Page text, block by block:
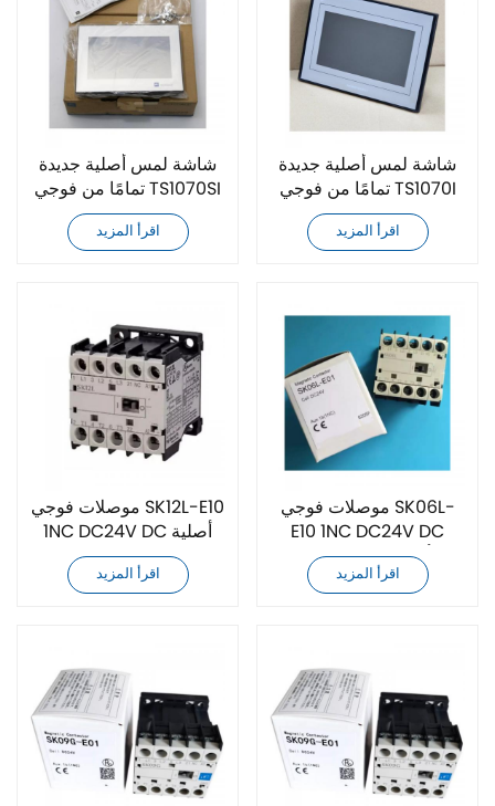
شاشة لمس أصلية جديدة
تمامًا من فوجي TS1070SI
TS1100SI TS2060
اقرأ المزيد
شاشة لمس أصلية جديدة
تمامًا من فوجي TS1070I
TS1070 TS1070S
اقرأ المزيد
موصلات فوجي SK12L-E10
1NC DC24V DC أصلية
جديدة تمامًا
اقرأ المزيد
موصلات فوجي SK06L-
E10 1NC DC24V DC
أصلية جديدة تمامًا
اقرأ المزيد